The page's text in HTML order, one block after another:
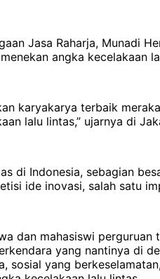
Jasa Raharja, Munadi
angka kecelakaan
karyakarya terbaik
lalu lintas,” ujarnya di
di Indonesia, sebagian
ide inovasi, salah satu
dan mahasiswi
yang nantinya di
sosial yang